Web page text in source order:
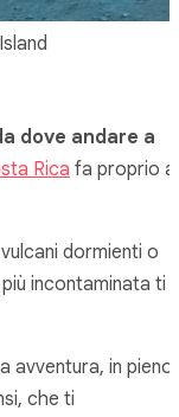
dove andare a
Rica fa proprio al
dormienti o
più incontaminata ti
avventura, in pieno
che ti